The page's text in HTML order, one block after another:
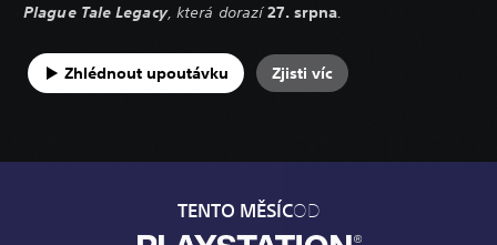
Plague Tale Legacy, která dorazí27. srpna
Zhlédnout upoutávku Zjisti víc
TENTO MĚSÍCOD